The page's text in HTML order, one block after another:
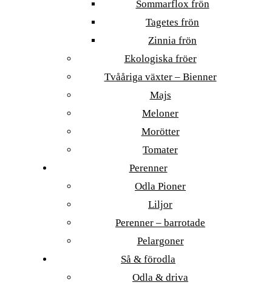
Sommarflox frön
Tagetes frön
Zinnia frön
Ekologiska fröer
Tvååriga växter – Bienner
Majs
Meloner
Morötter
Tomater
Perenner
Odla Pioner
Liljor
Perenner – barrotade
Pelargoner
Så & förodla
Odla & driva